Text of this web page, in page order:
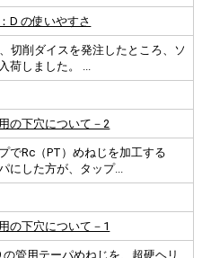
D の使いやすさ
切削ダイスを発注したところ、ソ
荷しました。 ...
の下穴について－2
でRc（PT）めねじを加工する
にした方が、タップ...
の下穴について－1
の管用テーパめねじを、超硬ヘリ